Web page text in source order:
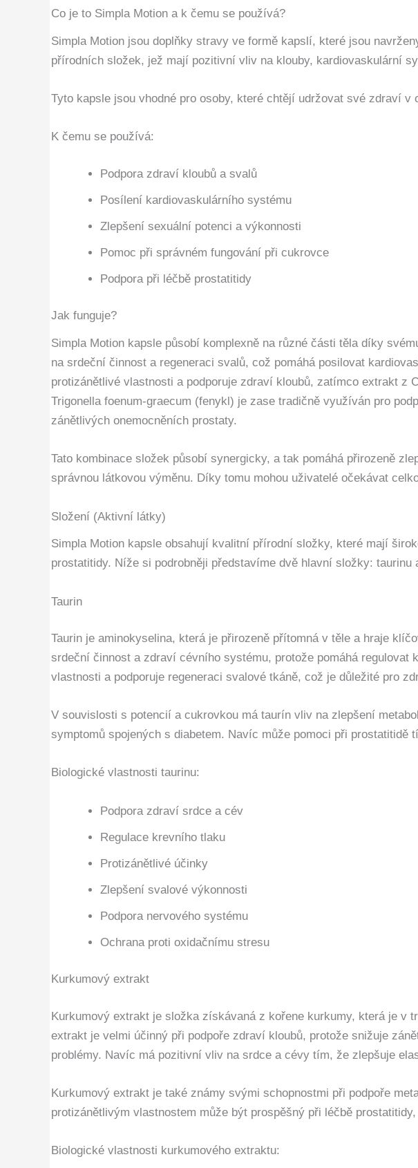
Co je to Simpla Motion a k čemu se používá?
Simpla Motion jsou doplňky stravy ve formě kapslí, které jsou
přírodních složek, jež mají pozitivní vliv na klouby, kardiovaskulární
Tyto kapsle jsou vhodné pro osoby, které chtějí udržovat své zdraví
K čemu se používá:
Podpora zdraví kloubů a svalů
Posílení kardiovaskulárního systému
Zlepšení sexuální potenci a výkonnosti
Pomoc při správném fungování při cukrovce
Podpora při léčbě prostatitidy
Jak funguje?
Simpla Motion kapsle působí komplexně na různé části těla díky
na srdeční činnost a regeneraci svalů, což pomáhá posilovat
protizánětlivé vlastnosti a podporuje zdraví kloubů, zatímco extrakt z
Trigonella foenum-graecum (fenykl) je zase tradičně využíván pro
zánětlivých onemocněních prostaty.
Tato kombinace složek působí synergicky, a tak pomáhá přirozeně
správnou látkovou výměnu. Díky tomu mohou uživatelé očekávat
Složení (Aktivní látky)
Simpla Motion kapsle obsahují kvalitní přírodní složky, které mají
prostatitidy. Níže si podrobněji představíme dvě hlavní složky: taurinu
Taurin
Taurin je aminokyselina, která je přirozeně přítomná v těle a hraje
srdeční činnost a zdraví cévního systému, protože pomáhá
vlastnosti a podporuje regeneraci svalové tkáně, což je důležité pro
V souvislosti s potencií a cukrovkou má taurín vliv na zlepšení
symptomů spojených s diabetem. Navíc může pomoci při prostatitidě
Biologické vlastnosti taurinu:
Podpora zdraví srdce a cév
Regulace krevního tlaku
Protizánětlivé účinky
Zlepšení svalové výkonnosti
Podpora nervového systému
Ochrana proti oxidačnímu stresu
Kurkumový extrakt
Kurkumový extrakt je složka získávaná z kořene kurkumy, která je v
extrakt je velmi účinný při podpoře zdraví kloubů, protože snižuje
problémy. Navíc má pozitivní vliv na srdce a cévy tím, že zlepšuje
Kurkumový extrakt je také známy svými schopnostmi při podpoře
protizánětlivým vlastnostem může být prospěšný při léčbě
Biologické vlastnosti kurkumového extraktu: